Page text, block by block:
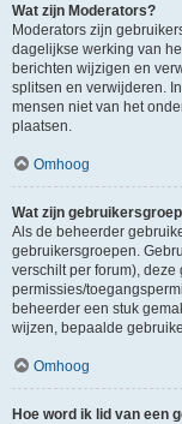
Wat zijn Moderators?
Moderators zijn
dagelijkse werking van
berichten wijzigen en
splitsen en verwijderen.
mensen niet van het
plaatsen.
Omhoog
Wat zijn
Als de beheerder
gebruikersgroepen.
verschilt per forum),
permissies/
beheerder een stuk
wijzen, bepaalde
Omhoog
Hoe word ik lid van een